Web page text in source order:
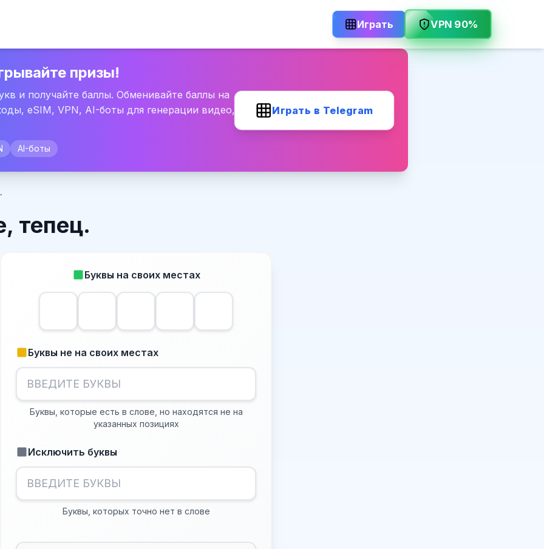
Играть VPN 90%
призы!
и получайте баллы. Обменивайте баллы на
eSIM, VPN, AI-боты для генерации видео,
AI-боты
Играть в Telegram
тепец.
Буквы на своих местах
Буквы не на своих местах
Буквы, которые есть в слове, но находятся не на
указанных позициях
Исключить буквы
Буквы, которых точно нет в слове